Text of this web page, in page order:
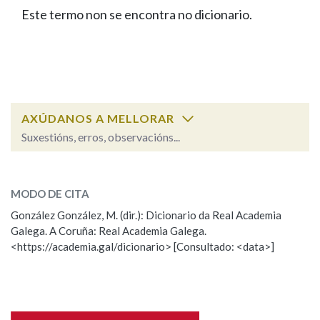
FIGURAS HOMENAXEADAS
PORTAL DAS PALABRAS
Facebook
TwitterYoutubeInstagram
Bluesky
BUSCAR NOS LEMAS
Remata por
BUSCAR NO CONTIDO
Nas definicións
Este termo non se encontra no dicionario.
AXÚDANOS A MELLORAR
Suxestións, erros, observacións...
Observación
Nome
MODO DE CITA
González González, M. (dir.): Dicionario da Real Academia
Galega. A Coruña: Real Academia Galega.
<https://academia.gal/dicionario> [Consultado: <data>]